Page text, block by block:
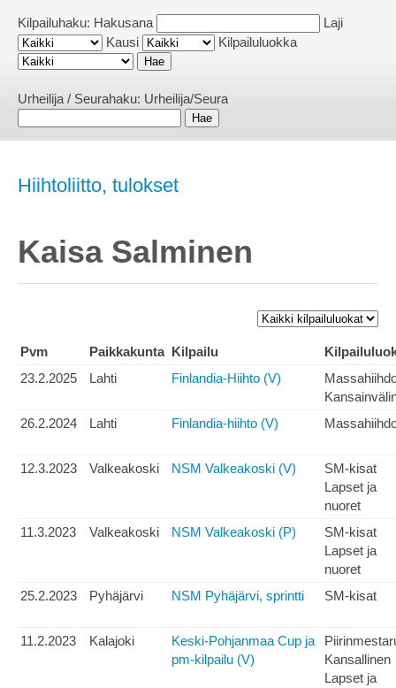
Kilpailuhaku: Hakusana
Laji
Kausi
Kilpailuluokka
Urheilija / Seurahaku: Urheilija/Seura
Hiihtoliitto, tulokset
Kaisa Salminen
Pvm Paikkakunta Kilpailu
23.2.2025
Lahti Finlandia-Hiihto (V)
26.2.2024
Lahti Finlandia-hiihto (V)
12.3.2023 Valkeakoski NSM Valkeakoski (V)
SM-kisat
Lapset ja
nuoret
11.3.2023
Valkeakoski NSM Valkeakoski (P)
SM-kisat
Lapset ja
nuoret
25.2.2023
Pyhäjärvi NSM Pyhäjärvi, sprintti SM-kisat
11.2.2023 Kalajoki
Keski-Pohjanmaa Cup ja
pm-kilpailu (V)
Kansallinen
Lapset ja